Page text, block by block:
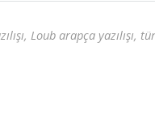
Loub arapça yazılışı,